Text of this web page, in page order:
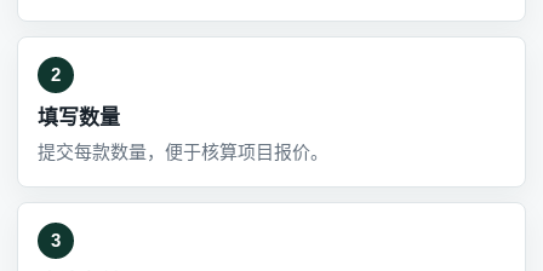
2
填写数量
提交每款数量，便于核算项目报价。
3